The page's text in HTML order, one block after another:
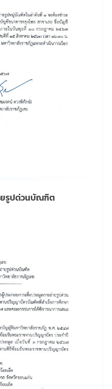
ยรูปด่วนบัณฑิต